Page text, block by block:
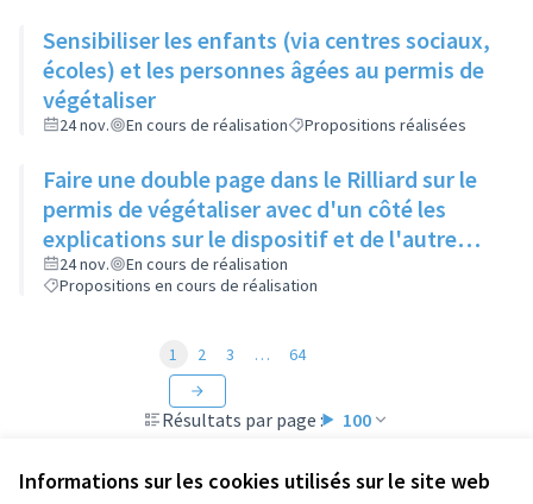
Informations sur les cookies utilisés sur le site web
Sensibiliser les enfants (via centres sociaux,
écoles) et les personnes âgées au permis de
végétaliser
24 nov. En cours de réalisation Propositions réalisées
Faire une double page dans le Rilliard sur le
permis de végétaliser avec d'un côté les
explications sur le dispositif et de l'autre
côté des exemples concrets de lieux à
investir
24 nov.
En cours de réalisation
Propositions en cours de réalisation
Résultats par page : 100
1 2 3 … 64